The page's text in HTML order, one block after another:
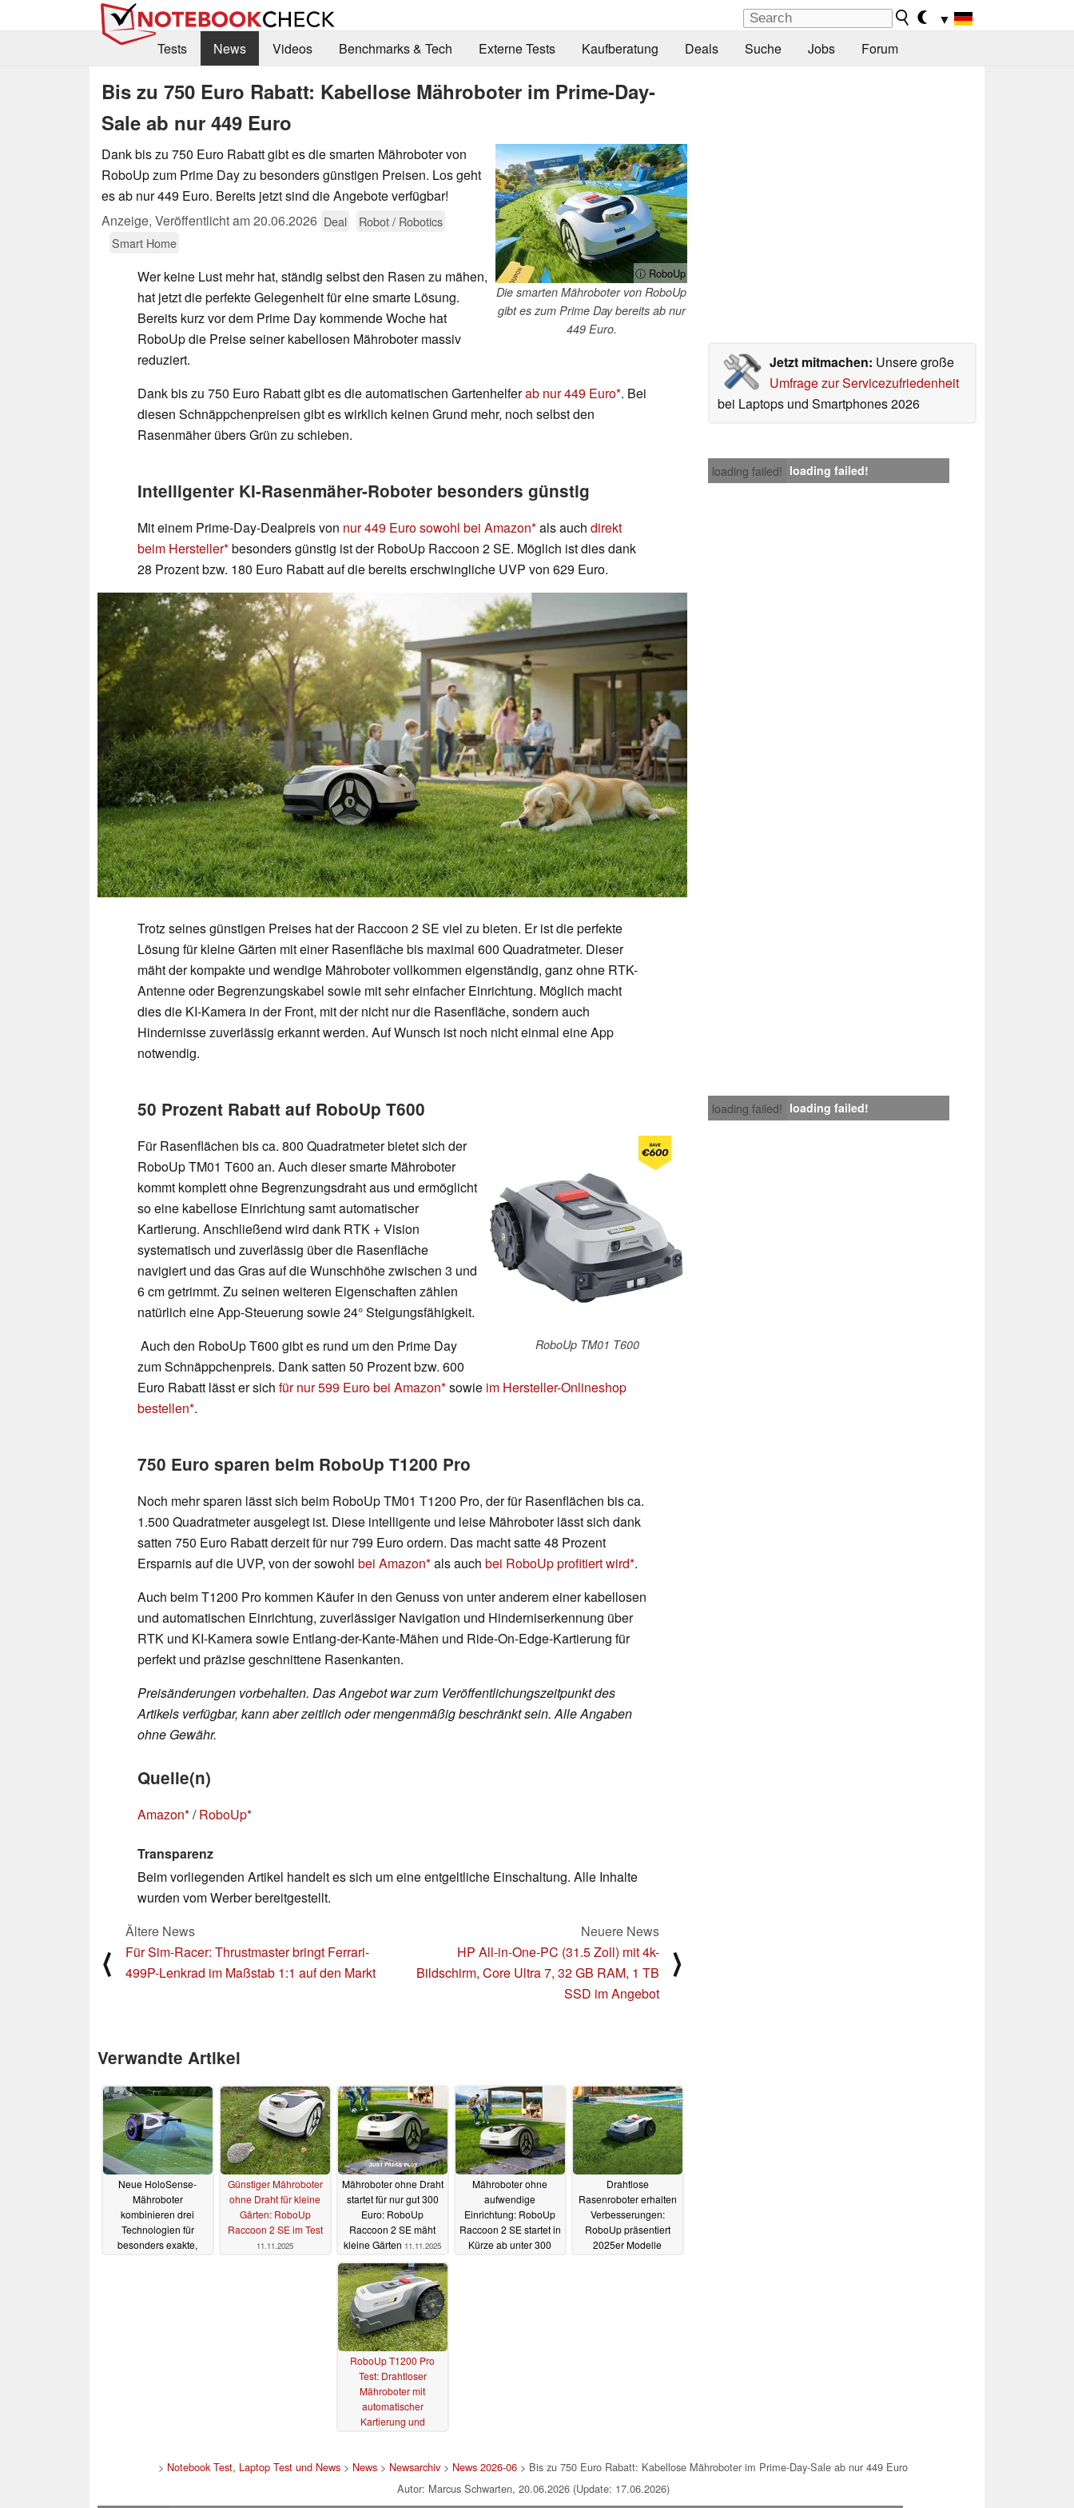
▼
Tests
News Videos Benchmarks & Tech Externe Tests Kaufberatung Deals Suche Jobs Forum
Bis zu 750 Euro Rabatt: Kabellose Mähroboter im Prime-Day-
Sale ab nur 449 Euro
ⓘ RoboUp
Die smarten Mähroboter von RoboUp
gibt es zum Prime Day bereits ab nur
449 Euro.
Dank bis zu 750 Euro Rabatt gibt es die smarten Mähroboter von
RoboUp zum Prime Day zu besonders günstigen Preisen. Los geht
es ab nur 449 Euro. Bereits jetzt sind die Angebote verfügbar!
Anzeige, Veröffentlicht am20.06.2026 Deal
Robot / Robotics
Smart Home
Jetzt mitmachen: Unsere große
Umfrage zur Servicezufriedenheit
bei Laptops und Smartphones 2026
Wer keine Lust mehr hat, ständig selbst den Rasen zu mähen,
hat jetzt die perfekte Gelegenheit für eine smarte Lösung.
Bereits kurz vor dem Prime Day kommende Woche hat
RoboUp die Preise seiner kabellosen Mähroboter massiv
reduziert.
Dank bis zu 750 Euro Rabatt gibt es die automatischen Gartenhelferab nur 449 Euro . Bei
diesen Schnäppchenpreisen gibt es wirklich keinen Grund mehr, noch selbst den
Rasenmäher übers Grün zu schieben.
loading failed! loading failed!
Intelligenter KI-Rasenmäher-Roboter besonders günstig
Mit einem Prime-Day-Dealpreis von nur 449 Euro sowohl bei Amazon als auch direkt
beim Hersteller besonders günstig ist der RoboUp Raccoon 2 SE. Möglich ist dies dank
28 Prozent bzw. 180 Euro Rabatt auf die bereits erschwingliche UVP von 629 Euro.
Trotz seines günstigen Preises hat der Raccoon 2 SE viel zu bieten. Er ist die perfekte
Lösung für kleine Gärten mit einer Rasenfläche bis maximal 600 Quadratmeter. Dieser
mäht der kompakte und wendige Mähroboter vollkommen eigenständig, ganz ohne RTK-
Antenne oder Begrenzungskabel sowie mit sehr einfacher Einrichtung. Möglich macht
dies die KI-Kamera in der Front, mit der nicht nur die Rasenfläche, sondern auch
Hindernisse zuverlässig erkannt werden. Auf Wunsch ist noch nicht einmal eine App
notwendig.
loading failed! loading failed!
50 Prozent Rabatt auf RoboUp T600
RoboUp TM01 T600
Für Rasenflächen bis ca. 800 Quadratmeter bietet sich der
RoboUp TM01 T600 an. Auch dieser smarte Mähroboter
kommt komplett ohne Begrenzungsdraht aus und ermöglicht
so eine kabellose Einrichtung samt automatischer
Kartierung. Anschließend wird dank RTK + Vision
systematisch und zuverlässig über die Rasenfläche
navigiert und das Gras auf die Wunschhöhe zwischen 3 und
6 cm getrimmt. Zu seinen weiteren Eigenschaften zählen
natürlich eine App-Steuerung sowie 24° Steigungsfähigkeit.
Auch den RoboUp T600 gibt es rund um den Prime Day
zum Schnäppchenpreis. Dank satten 50 Prozent bzw. 600
Euro Rabatt lässt er sich für nur 599 Euro bei Amazon sowie im Hersteller-Onlineshop
bestellen .
750 Euro sparen beim RoboUp T1200 Pro
Noch mehr sparen lässt sich beim RoboUp TM01 T1200 Pro, der für Rasenflächen bis ca.
1.500 Quadratmeter ausgelegt ist. Diese intelligente und leise Mähroboter lässt sich dank
satten 750 Euro Rabatt derzeit für nur 799 Euro ordern. Das macht satte 48 Prozent
Ersparnis auf die UVP, von der sowohl bei Amazon als auch bei RoboUp profitiert wird .
Auch beim T1200 Pro kommen Käufer in den Genuss von unter anderem einer kabellosen
und automatischen Einrichtung, zuverlässiger Navigation und Hinderniserkennung über
RTK und KI-Kamera sowie Entlang-der-Kante-Mähen und Ride-On-Edge-Kartierung für
perfekt und präzise geschnittene Rasenkanten.
Preisänderungen vorbehalten. Das Angebot war zum Veröffentlichungszeitpunkt des
Artikels verfügbar, kann aber zeitlich oder mengenmäßig beschränkt sein. Alle Angaben
ohne Gewähr.
Quelle(n)
Amazon /RoboUp
Transparenz
Beim vorliegenden Artikel handelt es sich um eine entgeltliche Einschaltung. Alle Inhalte
wurden vom Werber bereitgestellt.
⟨
Ältere News
Für Sim-Racer: Thrustmaster bringt Ferrari-
499P-Lenkrad im Maßstab 1:1 auf den Markt
Neuere News
HP All-in-One-PC (31.5 Zoll) mit 4k-
Bildschirm, Core Ultra 7, 32 GB RAM, 1 TB
SSD im Angebot
⟩
Verwandte Artikel
Neue HoloSense-
Mähroboter
kombinieren drei
Technologien für
besonders exakte,
Günstiger Mähroboter
ohne Draht für kleine
Gärten: RoboUp
Raccoon 2 SE im Test
11.11.2025
Mähroboter ohne Draht
startet für nur gut 300
Euro: RoboUp
Raccoon 2 SE mäht
kleine Gärten 11.11.2025
Mähroboter ohne
aufwendige
Einrichtung: RoboUp
Raccoon 2 SE startet in
Kürze ab unter 300
Drahtlose
Rasenroboter erhalten
Verbesserungen:
RoboUp präsentiert
2025er Modelle
RoboUp T1200 Pro
Test: Drahtloser
Mähroboter mit
automatischer
Kartierung und
30.08.2024
> Notebook Test, Laptop Test und News > News > Newsarchiv > News 2026-06 > Bis zu 750 Euro Rabatt: Kabellose Mähroboter im Prime-Day-Sale ab nur 449 Euro
Autor: Marcus Schwarten, 20.06.2026 (Update: 17.06.2026)